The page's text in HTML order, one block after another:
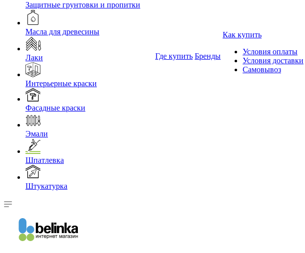
Защитные грунтовки и пропитки
Масла для древесины
Лаки
Интерьерные краски
Фасадные краски
Эмали
Шпатлевка
Штукатурка
Где купить Бренды
Как купить
Условия оплаты
Условия доставки
Самовывоз